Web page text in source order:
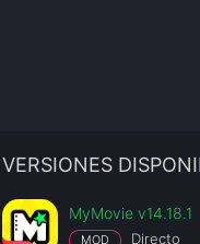
VERSIONES
MyMovie v14.18.1
MOD Directo